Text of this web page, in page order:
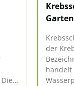
der
handelt